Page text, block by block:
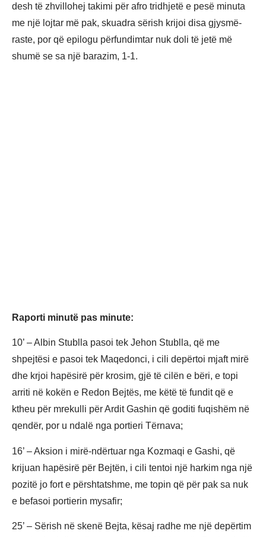
desh të zhvillohej takimi për afro tridhjetë e pesë minuta
me një lojtar më pak, skuadra sërish krijoi disa gjysmë-
raste, por që epilogu përfundimtar nuk doli të jetë më
shumë se sa një barazim, 1-1.
Raporti minutë pas minute:
10’ – Albin Stublla pasoi tek Jehon Stublla, që me
shpejtësi e pasoi tek Maqedonci, i cili depërtoi mjaft mirë
dhe krjoi hapësirë për krosim, gjë të cilën e bëri, e topi
arriti në kokën e Redon Bejtës, me këtë të fundit që e
ktheu për mrekulli për Ardit Gashin që goditi fuqishëm në
qendër, por u ndalë nga portieri Tërnava;
16’ – Aksion i mirë-ndërtuar nga Kozmaqi e Gashi, që
krijuan hapësirë për Bejtën, i cili tentoi një harkim nga një
pozitë jo fort e përshtatshme, me topin që për pak sa nuk
e befasoi portierin mysafir;
25’ – Sërish në skenë Bejta, kësaj radhe me një depërtim